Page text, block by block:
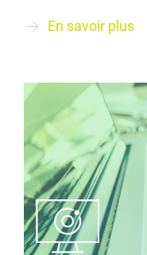
En savoir plus